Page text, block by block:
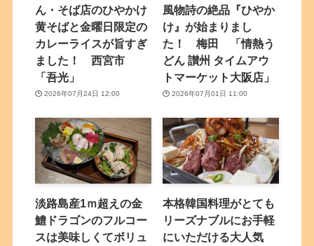
ん・そば店のひやかけ
黄そばと金曜日限定の
カレーライスが旨すぎ
ました！ 西宮市
「吾光」
2026年07月24日 12:00
風物詩の絶品『ひやか
け』が始まりまし
た！ 梅田 「情熱う
どん 讃州 タイムアウ
トマーケット大阪店」
2026年07月01日 11:00
淡路島産1ｍ超えの金
鱧ドラゴンのフルコー
スは美味しくてボリュ
本格韓国料理がとても
リーズナブルにお手軽
にいただける大人気